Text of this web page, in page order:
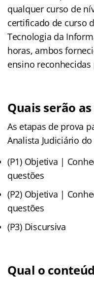
qualquer curso de
certificado de curso
Tecnologia da
horas, ambos
ensino reconhecidas
Quais serão
As etapas de prova
Analista Judiciário
(P1) Objetiva |
questões
(P2) Objetiva |
questões
(P3) Discursiva
Qual o